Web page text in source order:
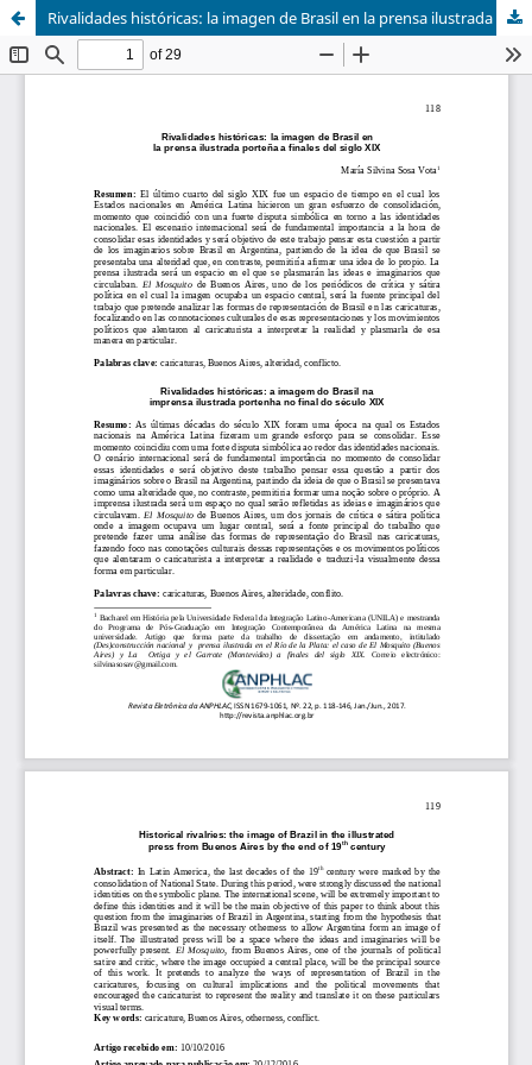
Rivalidades históricas: la imagen de Brasil en la prensa ilustrada porteña a finales del siglo XIX